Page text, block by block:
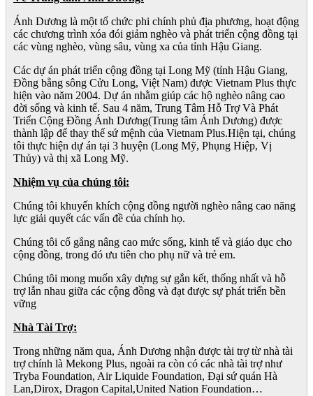
Ánh Dương là một tổ chức phi chính phủ địa phương, hoạt động
các chương trình xóa đói giảm nghèo và phát triển cộng đồng tại
các vùng nghèo, vùng sâu, vùng xa của tỉnh Hậu Giang.
Các dự án phát triển cộng đồng tại Long Mỹ (tỉnh Hậu Giang,
Đồng bằng sông Cửu Long, Việt Nam) được Vietnam Plus thực
hiện vào năm 2004. Dự án nhằm giúp các hộ nghèo nâng cao
đời sống và kinh tế. Sau 4 năm, Trung Tâm Hỗ Trợ Và Phát
Triển Cộng Đồng Ánh Dương(Trung tâm Ánh Dương) được
thành lập để thay thế sứ mệnh của Vietnam Plus.Hiện tại, chúng
tôi thực hiện dự án tại 3 huyện (Long Mỹ, Phụng Hiệp, Vị
Thủy) và thị xã Long Mỹ.
Nhiệm vụ của chúng tôi:
Chúng tôi khuyến khích cộng đồng người nghèo nâng cao năng
lực giải quyết các vấn đề của chính họ.
Chúng tôi cố gắng nâng cao mức sống, kinh tế và giáo dục cho
cộng đồng, trong đó ưu tiên cho phụ nữ và trẻ em.
Chúng tôi mong muốn xây dựng sự gắn kết, thống nhất và hỗ
trợ lẫn nhau giữa các cộng đồng và đạt được sự phát triển bền
vững
Nhà Tài Trợ:
Trong những năm qua, Ánh Dương nhận được tài trợ từ nhà tài
trợ chính là Mekong Plus, ngoài ra còn có các nhà tài trợ như
Tryba Foundation, Air Liquide Foundation, Đại sứ quán Hà
Lan,Dirox, Dragon Capital,United Nation Foundation…